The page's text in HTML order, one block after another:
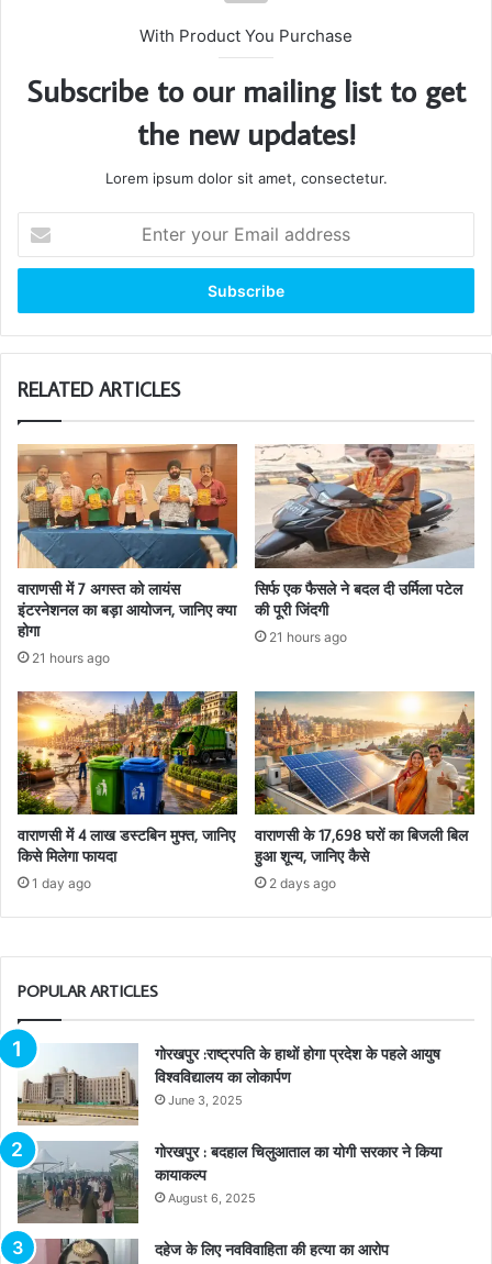
With Product You Purchase
Subscribe to our mailing list to get
the new updates!
Lorem ipsum dolor sit amet, consectetur.
your
Email
RELATED ARTICLES
वाराणसी में 7 अगस्त को लायंस
इंटरनेशनल का बड़ा आयोजन, जानिए क्या
होगा
21 hours ago
सिर्फ एक फैसले ने बदल दी उर्मिला पटेल
की पूरी जिंदगी
21 hours ago
वाराणसी में 4 लाख डस्टबिन मुफ्त, जानिए
किसे मिलेगा फायदा
1 day ago
वाराणसी के 17,698 घरों का बिजली बिल
हुआ शून्य, जानिए कैसे
2 days ago
POPULAR ARTICLES
गोरखपुर :राष्ट्रपति के हाथों होगा प्रदेश के पहले आयुष
विश्वविद्यालय का लोकार्पण
June 3, 2025
गोरखपुर : बदहाल चिलुआताल का योगी सरकार ने किया
कायाकल्प
August 6, 2025
दहेज के लिए नवविवाहिता की हत्या का आरोप